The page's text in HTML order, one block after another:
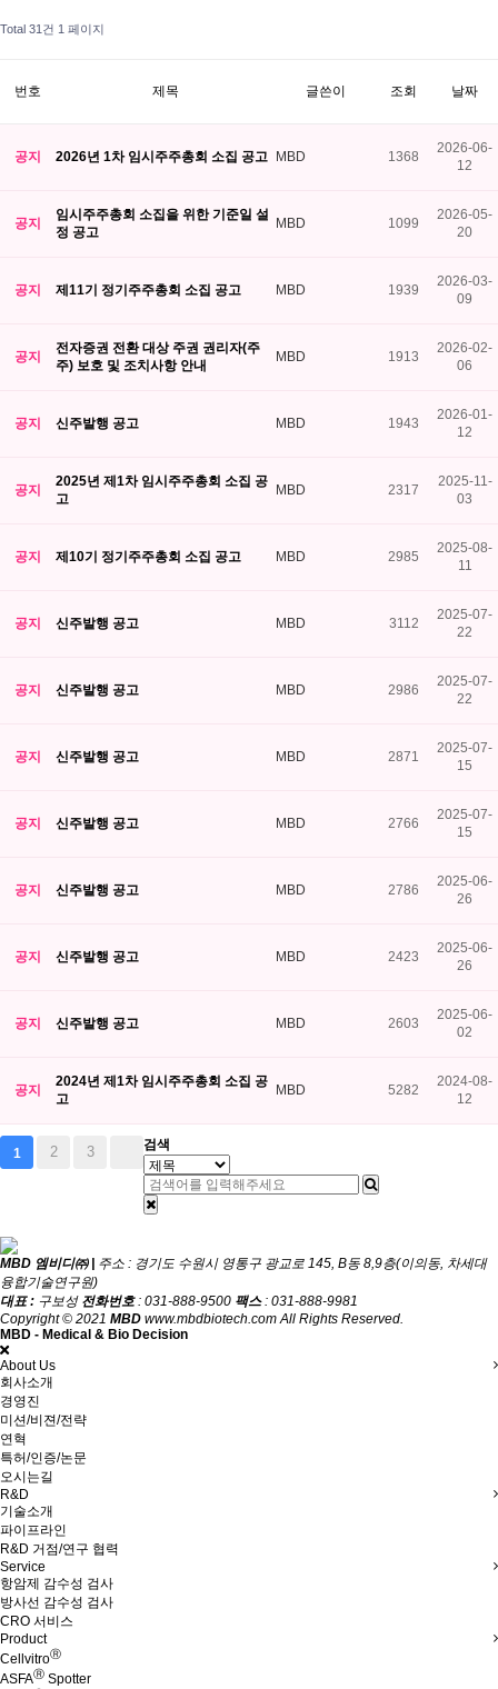
Total 31건 1 페이지
번호 제목 글쓴이 조회 날짜
공지 2026년 1차 임시주주총회 소집 공고 MBD 1368
2026-06-
12
공지
임시주주총회 소집을 위한 기준일 설
정 공고
MBD 1099
2026-05-
20
공지 제11기 정기주주총회 소집 공고 MBD 1939
2026-03-
09
공지
전자증권 전환 대상 주권 권리자(주
주) 보호 및 조치사항 안내
MBD 1913
2026-02-
06
공지 신주발행 공고 MBD 1943
2026-01-
12
공지
2025년 제1차 임시주주총회 소집 공
고
MBD 2317
2025-11-
03
공지 제10기 정기주주총회 소집 공고 MBD 2985
2025-08-
11
공지 신주발행 공고 MBD 3112
2025-07-
22
공지 신주발행 공고 MBD 2986
2025-07-
22
공지 신주발행 공고 MBD 2871
2025-07-
15
공지 신주발행 공고 MBD 2766
2025-07-
15
공지 신주발행 공고 MBD 2786
2025-06-
26
공지 신주발행 공고 MBD 2423
2025-06-
26
공지 신주발행 공고 MBD 2603
2025-06-
02
공지
2024년 제1차 임시주주총회 소집 공
고
MBD 5282
2024-08-
12
1 2 3 검색
MBD 엠비디㈜ |
주소 : 경기도 수원시 영통구 광교로 145, B동 8,9층(이의동, 차세대
융합기술연구원)
대표 : 구보성 전화번호: 031-888-9500 팩스: 031-888-9981
Copyright © 2021 MBD www.mbdbiotech.com All Rights Reserved.
MBD - Medical & Bio Decision
About Us
회사소개
경영진
미션/비젼/전략
연혁
특허/인증/논문
오시는길
R&D
기술소개
파이프라인
R&D 거점/연구 협력
Service
항암제 감수성 검사
방사선 감수성 검사
CRO 서비스
Product
CellvitroⓇ
ASFAⓇ Spotter